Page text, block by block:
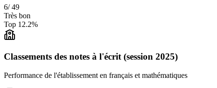
6/49
Très bon
Top 12.2%
Classements des notes à l'écrit (session 2025)
Performance de l'établissement en français et mathématiques